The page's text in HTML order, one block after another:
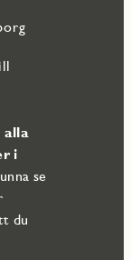
förskola
alla
i
se
du